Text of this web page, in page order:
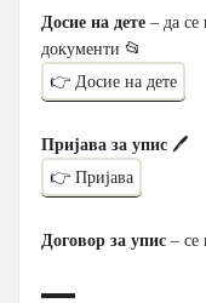
Досие на дете– да се
документи 📂
👉 Досие на дете
Пријава за упис🖊️
👉 Пријава
Договор за упис– се
▬▬